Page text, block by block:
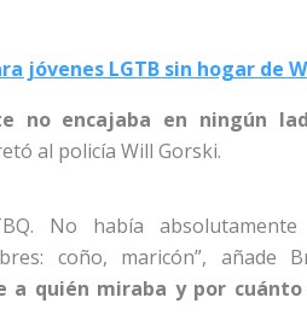
jóvenes LGTB sin hogar de
no encajaba en ningún
al policía Will Gorski.
No había absolutamente
coño, maricón”, añade
a quién miraba y por